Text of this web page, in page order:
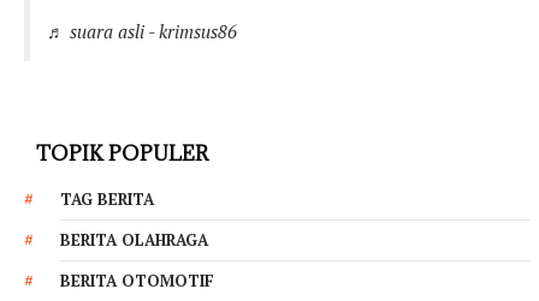
♬ suara asli - krimsus86
TOPIK POPULER
TAG BERITA
BERITA OLAHRAGA
BERITA OTOMOTIF